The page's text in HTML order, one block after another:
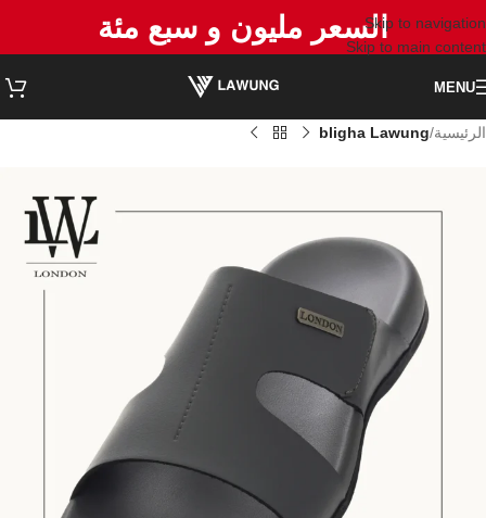
Skip to navigation
Skip to main content
السعر مليون و سبع مئة
MENU
الرئيسية bligha Lawung